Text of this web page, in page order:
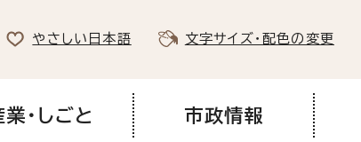
やさしい日本語 文字サイズ・配色の変更
業・しごと 市政情報